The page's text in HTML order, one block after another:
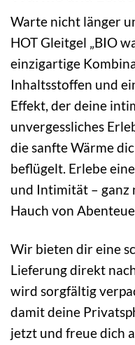
Warte nicht länger
HOT Gleitgel „BIO
einzigartige
Inhaltsstoffen und
Effekt, der deine
unvergessliches
die sanfte Wärme
beflügelt. Erlebe
und Intimität – ganz
Hauch von
Wir bieten dir eine
Lieferung direkt
wird sorgfältig
damit deine
jetzt und freue dich